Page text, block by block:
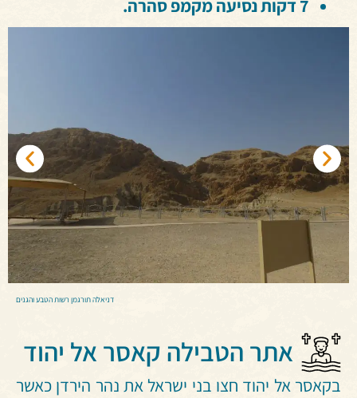
7 דקות נסיעה מקמפ סהרה.
דניאלה תורגמן רשות הטבע והגנים
אתר הטבילה קאסר אל יהוד
בקאסר אל יהוד חצו בני ישראל את נהר הירדן כאשר